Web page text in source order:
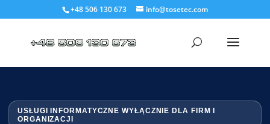
+48 506 130 673 info@tosetec.com
USŁUGI INFORMATYCZNE WYŁĄCZNIE DLA FIRM I
ORGANIZACJI